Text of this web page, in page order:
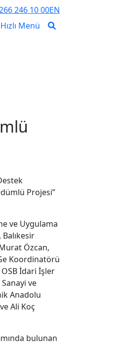
246 10 00EN
Hızlı Menü
Projesi”
ve Uygulama
Özcan,
Koordinatörü
İdari İşler
ve
Anadolu
Ali Koç
bulunan